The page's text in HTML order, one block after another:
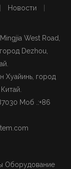
Новости
West Road,
Dezhou,
Хуайинь, город
Моб .:+86
Оборудование